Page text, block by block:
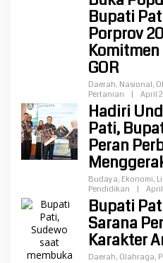
Bupati
Porprov
GOR
Daerah, Nasional,
Pertanian
| April
Hadiri
Pati,
Peran
Budaya, Ekonomi,
Pendidikan
|
Bupati
Sarana
Karakter
Daerah, Olahraga,